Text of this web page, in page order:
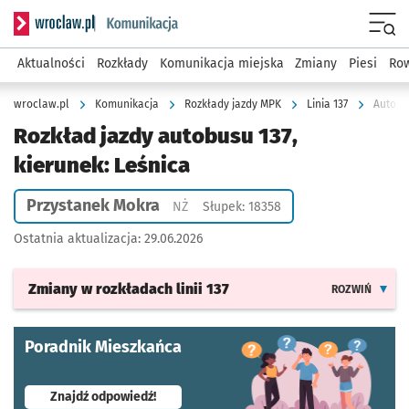
Serwis informacyjny wroclaw.pl podserwis: Komunikacja
Aktualności Rozkłady Komunikacja miejska Zmiany Piesi
wroclaw.pl Komunikacja Rozkłady jazdy MPK Linia 137
Rozkład jazdy autobusu 137,
kierunek: Leśnica
Przystanek Mokra NŻPrzystanek na życzenie
Słupek: 18358
Ostatnia aktualizacja: 29.06.2026
Zmiany w rozkładach linii 137 ROZWIŃ
Poradnik Mieszkańca
Znajdź odpowiedź!- otworzy się w nowej karcie